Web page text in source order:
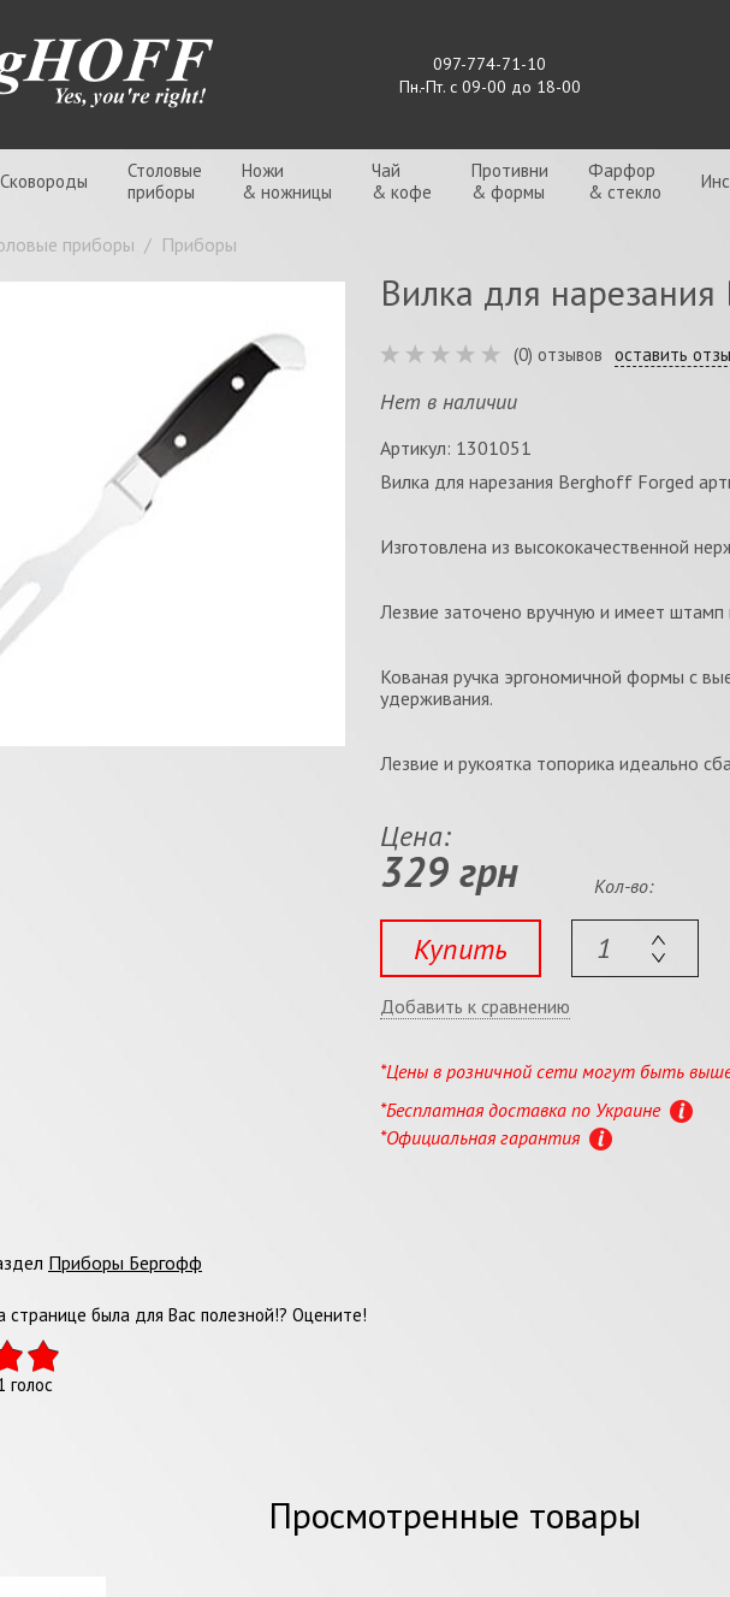
097-774-71-10
Пн.-Пт. с 09-00 до 18-00
Сковороды
Столовые
приборы
Ножи
& ножницы
Чай
& кофе
Противни
& формы
Фарфор
& стекло
приборы / Приборы
Вилка для
(0) отзывов оставить
Нет в наличии
Артикул: 1301051
Вилка для нарезания Berghoff Forged
Изготовлена из высококачественной
Лезвие заточено вручную и имеет штамп
Кованая ручка эргономичной формы с
удерживания.
Лезвие и рукоятка топорика идеально
Цена:
329 грн
Купить
Кол-во:
Добавить к сравнению
*Цены в розничной сети могут быть
*Бесплатная доставка по Украине
*Официальная гарантия
Приборы Бергофф
была для Вас полезной!? Оцените!
голос
Просмотренные товары